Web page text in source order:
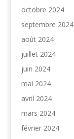
octobre 2024
septembre 2024
août 2024
juillet 2024
juin 2024
mai 2024
avril 2024
mars 2024
février 2024